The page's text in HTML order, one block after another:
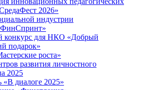
2026»
индустрии
конкурс для НКО «Добрый
подарок»
роста»
развития личностного
2025
«В диалоге 2025»